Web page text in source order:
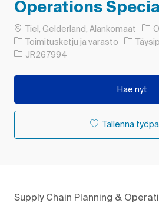
Operations
PaikkaTiel, Gelderland, Alankomaat
Luokka
Toimitusketju ja varasto Työn
Työn tunnus
JR267994
Hae nyt
Tallenna
Supply Chain Planning &